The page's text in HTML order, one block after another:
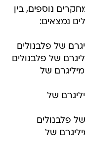
נוספים, בין
נמצאים:
כ-250 מיליגרם של
מיליגרם של
מיליגרם של